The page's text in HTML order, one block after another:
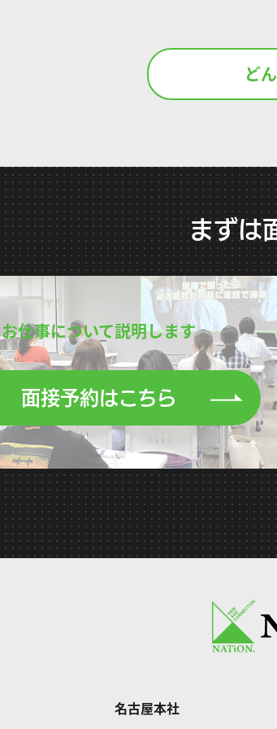
ど
まずは
お仕事について説明します
面接予約はこちら
名古屋本社